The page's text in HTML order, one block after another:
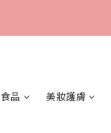
食品 美妝護膚